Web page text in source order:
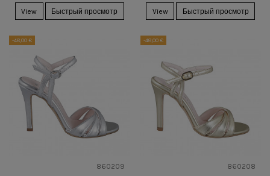
View Быстрый просмотр View Быстрый просмотр
-48,00 €
860209
-48,00 €
860208